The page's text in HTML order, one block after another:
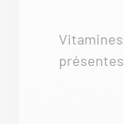
Vitamines
présentes